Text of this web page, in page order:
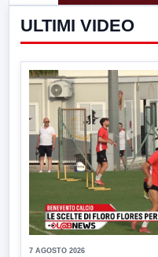
ULTIMI VIDEO
7 AGOSTO 2026